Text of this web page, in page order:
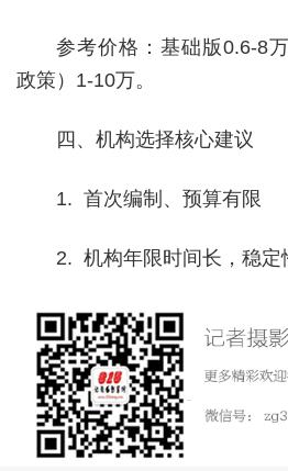
参考价格：基础版0.6-8
政策）1-10万。
四、机构选择核心建议
1. 首次编制、预算有限
2. 机构年限时间长，稳定